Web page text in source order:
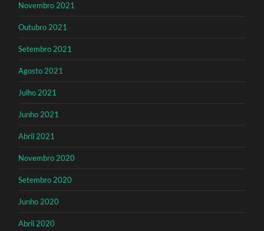
Novembro 2021
Outubro 2021
Setembro 2021
Agosto 2021
Julho 2021
Junho 2021
Abril 2021
Novembro 2020
Setembro 2020
Junho 2020
Abril 2020